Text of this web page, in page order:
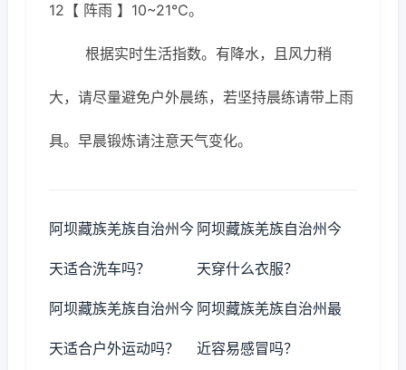
12【 阵雨 】10~21℃。
根据实时生活指数。有降水，且风力稍
大，请尽量避免户外晨练，若坚持晨练请带上雨
具。早晨锻炼请注意天气变化。
阿坝藏族羌族自治州今
天适合洗车吗？
阿坝藏族羌族自治州今
天穿什么衣服？
阿坝藏族羌族自治州今
天适合户外运动吗？
阿坝藏族羌族自治州最
近容易感冒吗？